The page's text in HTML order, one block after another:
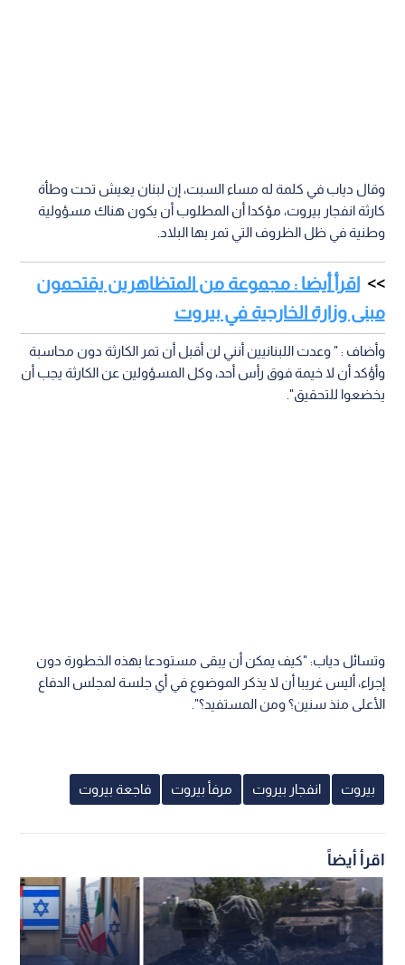
وقال دياب في كلمة له مساء السبت، إن لبنان يعيش تحت وطأة
كارثة انفجار بيروت، مؤكدا أن المطلوب أن يكون هناك مسؤولية
وطنية في ظل الظروف التي تمر بها البلاد.
اقرأ أيضا : مجموعة من المتظاهرين يقتحمون
مبنى وزارة الخارجية في بيروت
وأضاف : " وعدت اللبنانيين أنني لن أقبل أن تمر الكارثة دون محاسبة
وأؤكد أن لا خيمة فوق رأس أحد، وكل المسؤولين عن الكارثة يجب أن
يخضعوا للتحقيق".
وتسائل دياب: "كيف يمكن أن يبقى مستودعا بهذه الخطورة دون
إجراء، أليس غريبا أن لا يذكر الموضوع في أي جلسة لمجلس الدفاع
الأعلى منذ سنين؟ ومن المستفيد؟".
بيروت انفجار بيروت مرفأ بيروت فاجعة بيروت
اقرأ أيضاً